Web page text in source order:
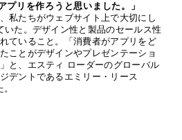
プリを作ろうと思いました。」
私たちがウェブサイト上で大切にし
いた。デザイン性と製品のセールス性
ていること。「消費者がアプリをど
ことがデザインやプレゼンテーショ
と、エスティ ローダーのグローバル
デントであるエミリー・リース